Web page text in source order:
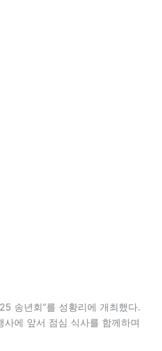
송년회”를 성황리에 개최했다.
에 앞서 점심 식사를 함께하며